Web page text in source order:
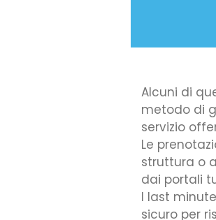
Alcuni di
metodo di
servizio
Le
struttura o
dai portali
I last
sicuro per